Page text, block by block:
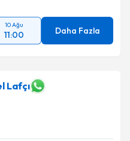
10 Ağu
11:00 Daha Fazla
Lafçı